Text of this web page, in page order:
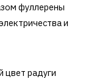
фуллерены
и
цвет радуги